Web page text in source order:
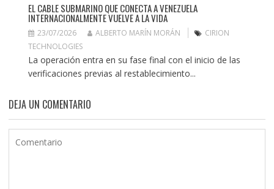
EL CABLE SUBMARINO QUE CONECTA A VENEZUELA
INTERNACIONALMENTE VUELVE A LA VIDA
23/07/2026 ALBERTO MARÍN MORÁN
CIRION
TECHNOLOGIES
La operación entra en su fase final con el inicio de las
verificaciones previas al restablecimiento...
DEJA UN COMENTARIO